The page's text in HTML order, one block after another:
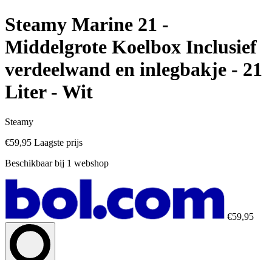
Steamy Marine 21 -
Middelgrote Koelbox Inclusief
verdeelwand en inlegbakje - 21
Liter - Wit
Steamy
€59,95 Laagste prijs
Beschikbaar bij 1 webshop
€59,95